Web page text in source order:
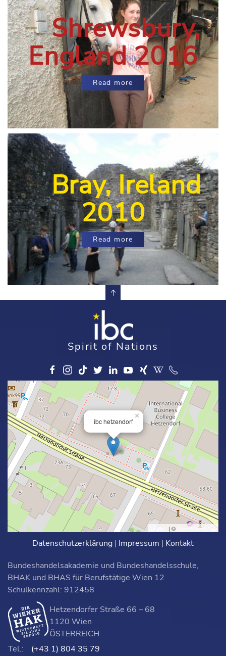
Shrewsbury,
England 2016
Read more
Bray, Ireland
2010
Read more
Spirit of Nations
ibc hetzendorf
×
Leaflet | © OpenStreetMap
Datenschutzerklärung | Impressum | Kontakt
Bundeshandelsakademie und Bundeshandelsschule,
BHAK und BHAS für Berufstätige Wien 12
Schulkennzahl: 912458
Hetzendorfer Straße 66 – 68
1120 Wien
ÖSTERREICH
Tel.:
(+43 1) 804 35 79